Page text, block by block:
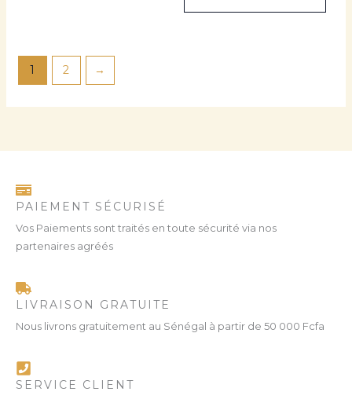
1 2 →
PAIEMENT SÉCURISÉ
Vos Paiements sont traités en toute sécurité via nos
partenaires agréés
LIVRAISON GRATUITE
Nous livrons gratuitement au Sénégal à partir de 50 000 Fcfa
SERVICE CLIENT